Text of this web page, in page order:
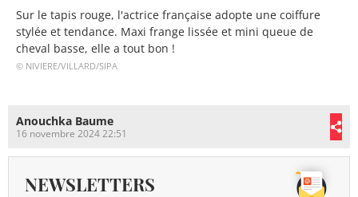
Sur le tapis rouge, l'actrice française adopte une coiffure
stylée et tendance. Maxi frange lissée et mini queue de
cheval basse, elle a tout bon !
© NIVIERE/VILLARD/SIPA
Anouchka Baume
16 novembre 2024 22:51
NEWSLETTERS